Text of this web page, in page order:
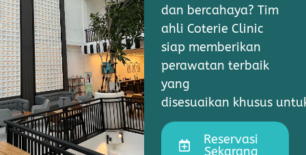
dan bercahaya? Tim
ahli Coterie Clinic
siap memberikan
perawatan terbaik
yang
disesuaikan khusus
Reservasi
Sekarang